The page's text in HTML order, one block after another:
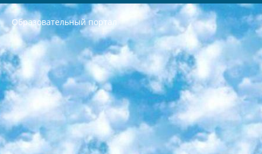
Образовательный портал
РЕСПУБЛИКА УЗБЕКИСТАН МИНИСТРЕРСТВО ДОШКОЛЬНОГО И ШКОЛЬНОГО ОБРАЗОВАНИЯ КОМАНДА в общеобразовательных учреждениях в 2023-2024 учебном году организация и проведение итоговой государственной аттестации обучающихся о Министра дошкольного и школьного образования Республики Узбекистан от 4 марта 2008 года (постановлением Минюста от 20 марта 2008 года № 1778 государственной регистрации) «Итоговое состояние учащихся общего среднего образования на основании положения об утверждении положения об аттестации общего среднего образования выпускной экзамен студентов в образовательных учреждениях в 2023-2024 учебном году В целях организации и прохождения аттестации приказываю: 1. Следующее: перечень предметов, по которым будет проводиться итоговая государственная аттестация и экзамен формы перевода согласно приложению 1; сертификаты международного образца, оценивающие уровень владения иностранными языками перечень согласно приложению 2; 2. Педагогический при специализированных образовательных учреждениях. научно-практический центр квалификации и международной оценки (Д.Давидова) 2024 г. До 25 марта: задания по предметам, по которым будет проводиться итоговая аттестация разработка и утверждение технических условий; итоговая аттестация на основании разработанного предметного задания разработка вопросов по предметам (устно и письменно), экзамен передача; общеобразовательные средние школы и специальные учебные заведения учащиеся выпускных классов школ и интернатов в агентской системе подготовка базы данных экзаменационных материалов и критериев оценки; перевод базы экзаменационных материалов на все языки обучения подать в Республиканский образовательный центр для изготовления; варианты экзаменов на основе разработанных контрольных материалов пусть будут поставлены задачи формирования. 3. Республиканский образовательный центр (Ш.Худайкулов) до 5 апреля 2024 года. до: база данных предоставленных экзаменационных материалов на все языки обучения перевод и экспертиза; для слепых, слабовидящих, глухих, слабослышащих и умственно отсталых детей учащиеся выпускных классов специализированных школ и школ-интернатов база данных экзаменационных материалов на всех преподаваемых языках подготовка критериев оценки; специализированные школы для умственно отсталых детей и технологии для учащихся выпускных классов школ-интернатов разработка соответствующих рекомендаций и критериев проведения ЕГЭ по естествознанию давать задания. 4. Педагогический при специализированных образовательных учреждениях. Научно-практический центр навыков и международной оценки (Д.Давидова), Республика образовательный центр (Худайкулов Ш.) итоговый государственный аттестационный экзамен ориентирован на творческое и логическое мышление при подготовке базы материалов учитывать введение заданий. 5. Следует отметить, что: сертификат государственного образца о знании общеобразовательного предмета и как минимум национальный уровень B1 по предметам на иностранных языках, указанным в Приложении 2. или международно признанный сертификат эквивалентного уровня студенты, изучающие определенный предмет, освобождаются от экзамена; по соответствующим предметам запланирована итоговая государственная аттестация за день до дня, путем жеребьевки Рабочей группой (в письменной форме по предметам, проводимым в форме) из числа сформированных вариантов выбрано 2 варианта; 2 выбранных варианта экзамена анонсированы на официальном сайте министерства и все выпускники по всей стране на основе этих вариантов проводит итоговую государственную аттестацию. 6. Государственное образование учащихся средних общеобразовательных учреждений. знания в соответствии с квалификационными требованиями, которые необходимо приобрести на основании стандартов итоговый (выпускной) контроль для 9 и 11 классов в целях тестирования Экзамены (далее – экзамены) состоят из предметов, перечисленных в приложении 1. будет сделано. 7. Экзамены пройдут с 26 мая по 15 июня 2024 г. (кроме науки физического воспитания). 8. Физическая для учащихся 9 классов общесредних образовательных учреждений. Экзамены по предмету «Образование, квалификация медицина» 1-6 мая 2024 года. сотрудники перевести под присмотр (с отклонениями в физическом или умственном развитии) специализированная школа для детей, школы-интернаты и со сколиозом школы-интернаты санаторного типа для больных детей исключены). 9. Он был слепым, слабовидящим и имел нарушения опорно-двигательного аппарата. экзамены в специализированных школах и интернатах для детей должны проводиться исходя из требований, предъявляемых к общеобразовательным учреждениям (физкультура кроме науки). 10. Специализированная школа для глухих и слабослышащих детей. и экзамены в интернатах и быть реализован в виде письменного теста по математике. 11. Специальность для умственно отсталых детей. Для 9 класса Родной язык и литературное письмо Государственный язык (язык обучения – узбекский). для неклассов) написано Математическое письмо Письменная/устная история Узбекистана Физическое воспитание практично Итоговый контроль Для 11 класса Написание родного языка и литературы (эссе) Математическое письмо Узбекский язык (обучение на узбекском языке) не посещающее общее среднее образование для учреждений)/Образовательное учреждение выбор письменный и устный Иностранный язык письменный/устный Письменная/устная история Узбекистана *По выбору студента:  Химия  Физика  Основы государственного права  География 10 бесплатных образовательных ресурсов - Мы составили подборку онлайн-проектов с интерактивными упражнениями, видеолекциями и статьями. Они помогут вам обрести новые и освежить старые знания бесплатно. 1. «ИНТУИТ» Старейшая образовательная площадка Рунета. Здесь вы найдёте сотни текстовых и видеокурсов на десятки различных тем — от программирования до психологии. Многие курсы подготовлены российскими университетами и крупными международными компаниями вроде Intel и Microsoft. Самостоятельное обучение бесплатное, но желающие могут оплатить услуги персональных наставников. 2. «Смартия» знакомит с актуальными профессиями и подсказывает, как им обучаться. Выбрав заинтересовавшую вас специальность — SMM-специалист, фотограф, веб-дизайнер или другую, — увидите список необходимых для неё умений. Чтобы вы могли освоить их самостоятельно, для каждого умения площадка отображает подборку ссылок на учебные материалы. Хотя «Смартия» ориентируется на русскоязычную аудиторию, часть контента всё же доступна только на английском. 3. «Лекторий Физтеха» Проект Московского физико-технического института (Физтеха). С его помощью вы можете смотреть онлайн серии лекций, записанные на видео в этом вузе. В числе доступных предметов — физика, биология, химия, информационные технологии и другие. К некоторым лекциям администрация ресурса прилагает готовые конспекты, которые можно скачивать в PDF-формате. 4. ITMOcourses Онлайн-площадка Санкт-Петербургского национального исследовательского университета информационных технологий, механики и оптики (ИТМО). Ресурс предоставляет свободный доступ к курсам, разработанным в этом вузе. Каталог материалов разбит на четыре категории: «Оптические системы и технологии», «Приборостроение и робототехника», «Информационные технологии» и «Биотехнологии». Курсы состоят из видеолекций, интерактивных демонстраций и заданий. 5. «КиберЛенинка» Электронная научная библиотека открытого доступа. Каталог площадки регулярно обрастает текстами статей из различных научных изданий. Сгруппированные по журналам и рубрикам публикации можно читать онлайн или скачивать целиком в PDF-формате. Проект нацелен на популяризацию науки за счёт открытого доступа к качественной информации. 6. «ПостНаука» На этом ресурсе публикуют подборки видеолекций, составленные экспертами из разных отраслей и объединённые общими темами. Среди них, к примеру, есть серии «Биоинформатика и геномика», «Культура средневековой Скандинавии» и Cinema Studies о теории кино. Каждая подборка лекций — логически связанная история, рассказанная экспертом от первого лица. Кроме того, на сайте появляются научно-образовательные статьи и тесты на разные темы. 7. «Newочём» Команда проекта «Newочём» отбирает самые интересные тексты из англоязычных СМИ и переводит те из них, за которые голосуют участники сообщества «ВКонтакте». По большей части это научно-популярные статьи. Редакторы придумывают лишь заголовки, в остальном содержание переводов соответствует оригиналам. Полные тексты можно читать прямо в социальной сети. 8. InternetUrok Онлайн-база материалов по основным дисциплинам школьной программы. Информация на сайте структурирована по классам, предметам и темам (урокам). Каждый урок состоит из видеолекций и конспектов. Есть также интерактивные тренажёры и тесты для закрепления пройденного материала. Даже если вы давно окончили школу, возможность повторить программу старших классов всегда может пригодиться. 9. Edutainme Ещё один ресурс об образовании. В отличие от Newtonew, как мне кажется, Edutainme больше ориентируется на представителей индустрии: педагогов, предпринимателей, разработчиков образовательных проектов. Но и любой, кто просто стремится к саморазвитию, найдёт на сайте много полезного и интересного для себя. Например, информацию о новых курсах и образовательных сервисах. 10. Newtonew Онлайн-медиа об образовании и обучении в широком смысле. Авторы Newtonew пишут об инструментах, заведениях, тактиках и стратегиях, которые помогают учить других и получать новые знания самостоятельно. На этой площадке вы найдёте новости, обзоры, аналитические мат